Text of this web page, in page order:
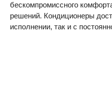
бескомпромиссного
решений. Кондиционеры
исполнении, так и с